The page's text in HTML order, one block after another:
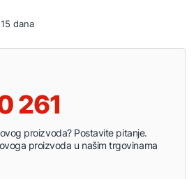
dana
261
proizvoda? Postavite pitanje.
proizvoda u našim trgovinama